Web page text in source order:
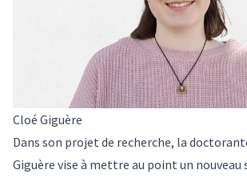
Cloé Giguère
Dans son projet de recherche, la
Giguère vise à mettre au point un nouveau